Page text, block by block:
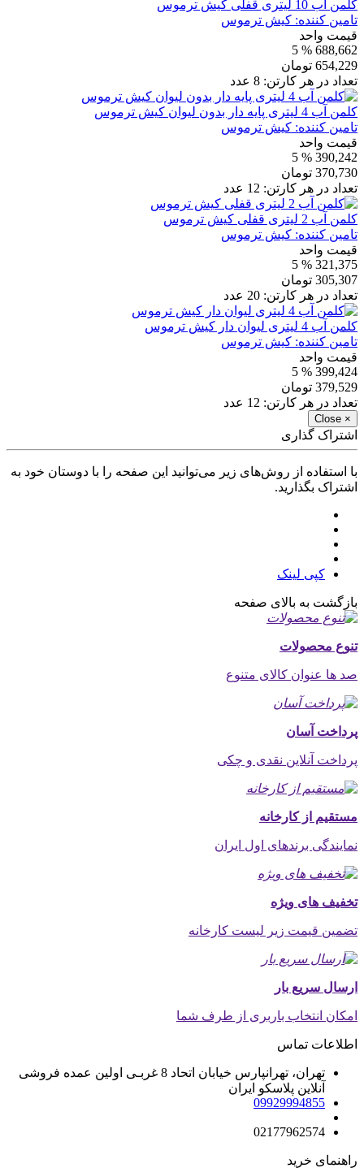
کلمن آب 10 لیتری قفلی کیش ترموس
تامین کننده: کیش ترموس
قیمت واحد
688,662
% 5
654,229 تومان
تعداد در هر کارتن: 8 عدد
کلمن آب 4 لیتری پایه دار بدون لیوان کیش ترموس
تامین کننده: کیش ترموس
قیمت واحد
390,242
% 5
370,730 تومان
تعداد در هر کارتن: 12 عدد
کلمن آب 2 لیتری قفلی کیش ترموس
تامین کننده: کیش ترموس
قیمت واحد
321,375
% 5
305,307 تومان
تعداد در هر کارتن: 20 عدد
کلمن آب 4 لیتری لیوان دار کیش ترموس
تامین کننده: کیش ترموس
قیمت واحد
399,424
% 5
379,529 تومان
تعداد در هر کارتن: 12 عدد
×
Close
اشتراک گذاری
با استفاده از روش‌های زیر می‌توانید این صفحه را با دوستان خود به
اشتراک بگذارید.
کپی لینک
بازگشت به بالای صفحه
تنوع محصولات
صد ها عنوان کالای متنوع
پرداخت آسان
پرداخت آنلاین نقدی و چکی
مستقیم از کارخانه
نمایندگی برندهای اول ایران
تخفیف های ویژه
تضمین قیمت زیر لیست کارخانه
ارسال سریع بار
امکان انتخاب باربری از طرف شما
اطلاعات تماس
تهران، تهرانپارس خیابان اتحاد 8 غربـی اولین عمده فروشی
آنلاین پلاسکو ایران
09929994855
02177962574
راهنمای خرید